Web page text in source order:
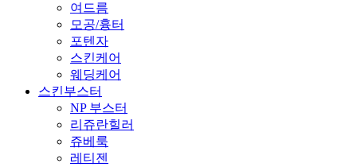
여드름
모공/흉터
포텐자
스킨케어
웨딩케어
스킨부스터
NP 부스터
리쥬란힐러
쥬베룩
레티젠